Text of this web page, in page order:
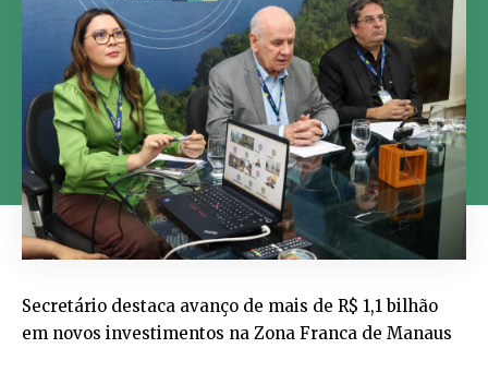
Secretário destaca avanço de mais de R$ 1,1 bilhão
em novos investimentos na Zona Franca de Manaus